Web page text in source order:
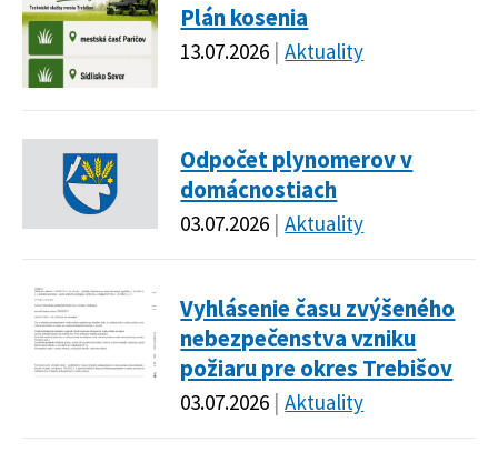
Plán kosenia
13.07.2026 Aktuality
Odpočet plynomerov v
domácnostiach
03.07.2026 Aktuality
Vyhlásenie času zvýšeného
nebezpečenstva vzniku
požiaru pre okres Trebišov
03.07.2026 Aktuality